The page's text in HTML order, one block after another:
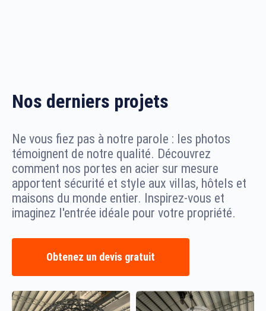
Nos derniers projets
Ne vous fiez pas à notre parole : les photos
témoignent de notre qualité. Découvrez
comment nos portes en acier sur mesure
apportent sécurité et style aux villas, hôtels et
maisons du monde entier. Inspirez-vous et
imaginez l'entrée idéale pour votre propriété.
Obtenez un devis gratuit